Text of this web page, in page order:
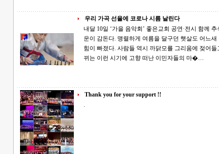
우리 가곡 선율에 코로나 시름 날린다
내달 10일 ‘가을 음악회’ 좋은교회 공연·전시 함께 추석도 지나고 이제 아침 저녁 제법 쌀쌀한 기
운이 감돈다. 맹렬하게 여름을 달구던 햇살도 어느
힘이 빠졌다. 사람들 역시 까닭모를 그리움에 젖어들고 아
뀌는 이런 시기에 고향 떠난 이민자들의 마�…
Thank you for your support !!
.